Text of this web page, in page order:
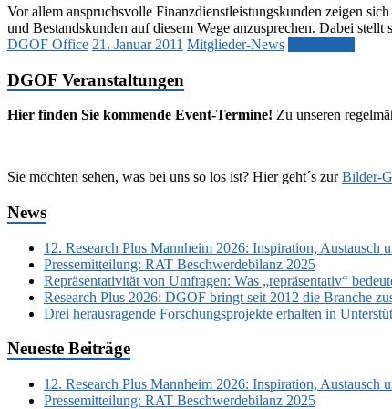
Vor allem anspruchsvolle Finanzdienstleistungskunden zeigen
und Bestandskunden auf diesem Wege anzusprechen. Dabei
DGOF Office 21. Januar 2011 Mitglieder-News
DGOF Veranstaltungen
Hier finden Sie kommende Event-Termine! Zu unseren
Sie möchten sehen, was bei uns so los ist? Hier geht´s zurBilder-
News
12. Research Plus Mannheim 2026: Inspiration,
Pressemitteilung: RAT Beschwerdebilanz 2025
Repräsentativität von Umfragen: Was „repräsentativ“
Research Plus 2026: DGOF bringt seit 2012 die Branche
Drei herausragende Forschungsprojekte erhalten in
Neueste Beiträge
12. Research Plus Mannheim 2026: Inspiration,
Pressemitteilung: RAT Beschwerdebilanz 2025